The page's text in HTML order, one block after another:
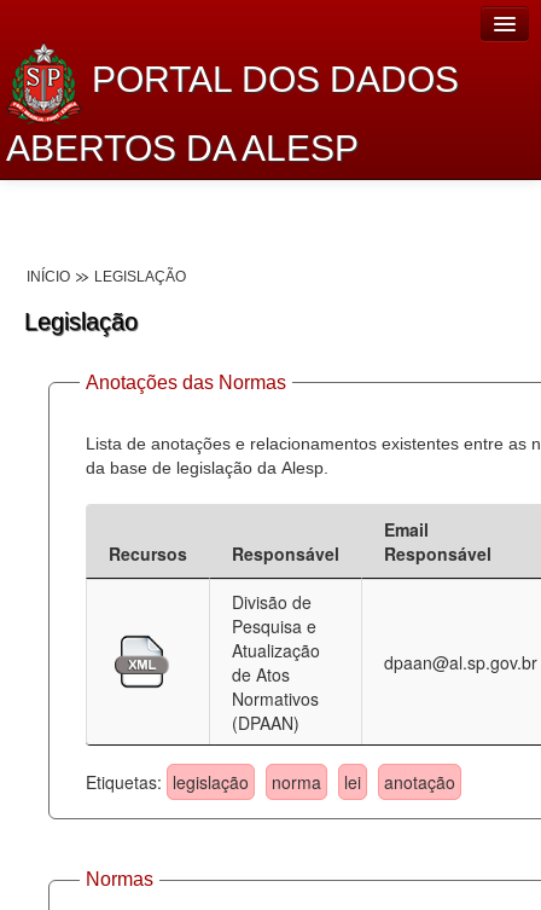
PORTAL DOS DADOS
ABERTOS DA ALESP
Dados Abertos Alesp
Lei de Acesso à Informação
Dados Governamentais Abertos
Planejamento
Deputados Estaduais
Legislação
Perguntas frequentes
Contato
INÍCIO LEGISLAÇÃO
Legislação
Anotações das Normas
Lista de anotações e relacionamentos existentes entre as
da base de legislação da Alesp.
Recursos Responsável
Email
Responsável
Divisão de
Pesquisa e
Atualização
de Atos
Normativos
(DPAAN)
dpaan@al.sp.gov.br
Etiquetas: legislação norma lei anotação
Normas